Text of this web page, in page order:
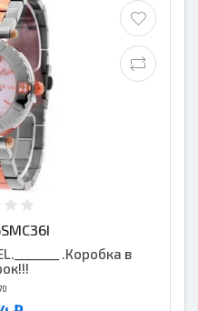
.Коробка в